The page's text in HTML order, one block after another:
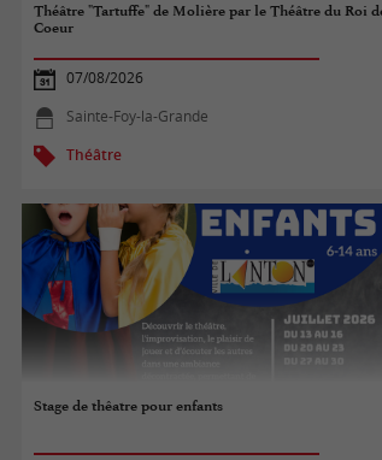
Théâtre "Tartuffe" de Molière par le Théâtre du Roi
Coeur
07/08/2026
Sainte-Foy-la-Grande
Théâtre
Stage de thêatre pour enfants